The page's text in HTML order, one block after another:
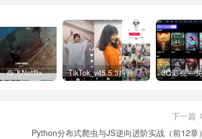
网飞猫 – 奈飞Netflix免费看 TikTok_v45.5.3抖音国际版_免拔卡解锁全球版
下一篇
Python分布式爬虫与JS逆向进阶实战（前12章）